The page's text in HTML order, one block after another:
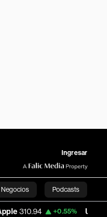
Ingresar
Negocios Podcasts
+0.55% USD COP 3,175.95